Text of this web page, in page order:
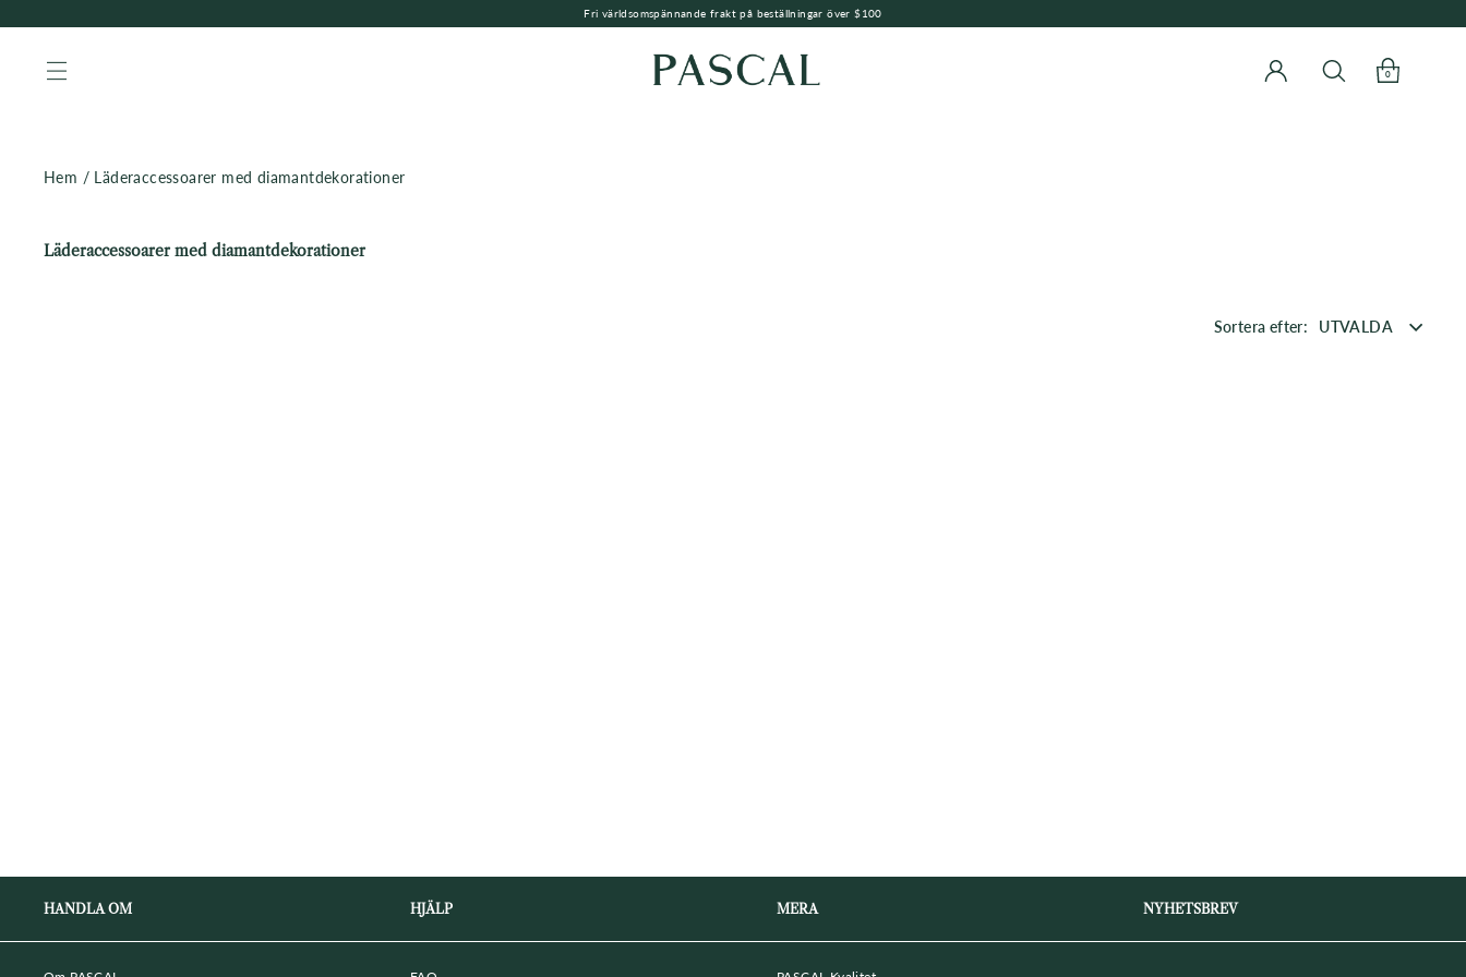
Fri världsomspännande frakt på beställningar över $100
WEBBPLATSNAVIGERING 0
Hem / Läderaccessoarer med diamantdekorationer
Läderaccessoarer med diamantdekorationer
Sortera efter: UTVALDA
HANDLA OM HJÄLP MERA NYHETSBREV